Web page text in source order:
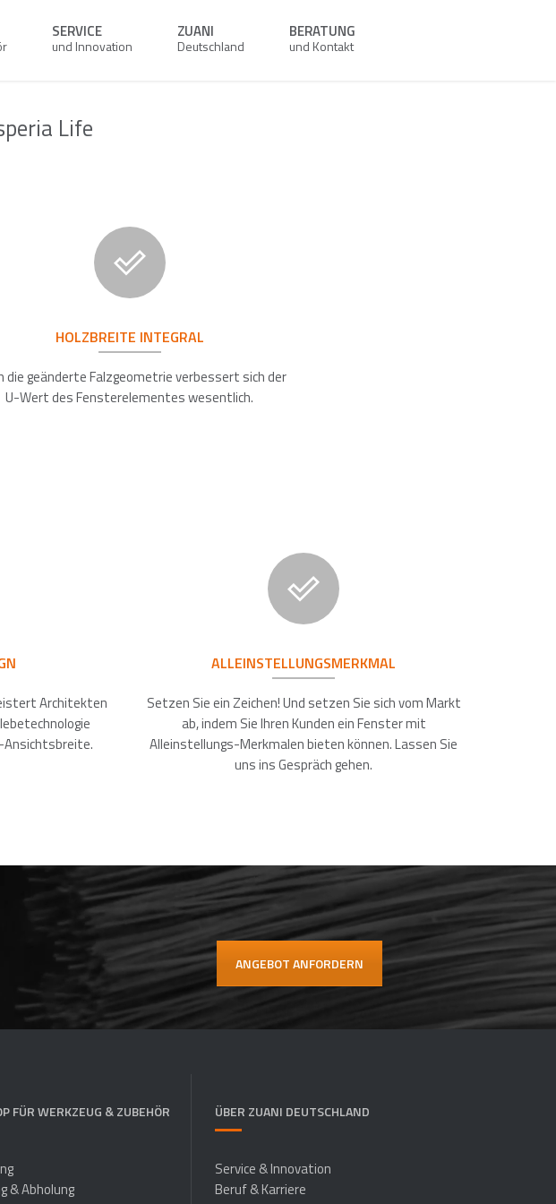
SERVICE
und Innovation
ZUANI
Deutschland
BERATUNG
und Kontakt
Life
HOLZBREITE INTEGRAL
die geänderte Falzgeometrie verbessert sich der
U-Wert des Fensterelementes wesentlich.
Architekten
Ansichtsbreite.
ALLEINSTELLUNGSMERKMAL
Setzen Sie ein Zeichen! Und setzen Sie sich vom Markt
ab, indem Sie Ihren Kunden ein Fenster mit
Alleinstellungs-Merkmalen bieten können. Lassen Sie
uns ins Gespräch gehen.
ANGEBOT ANFORDERN
FÜR WERKZEUG & ZUBEHÖR
& Abholung
ÜBER ZUANI DEUTSCHLAND
Service & Innovation
Beruf & Karriere